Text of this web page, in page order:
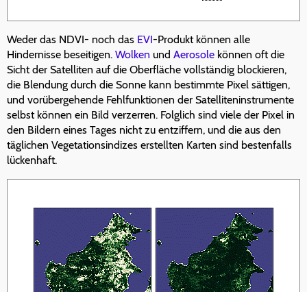
Weder das NDVI- noch das EVI-Produkt können alle
Hindernisse beseitigen. Wolken und Aerosole können oft die
Sicht der Satelliten auf die Oberfläche vollständig blockieren,
die Blendung durch die Sonne kann bestimmte Pixel sättigen,
und vorübergehende Fehlfunktionen der Satelliteninstrumente
selbst können ein Bild verzerren. Folglich sind viele der Pixel in
den Bildern eines Tages nicht zu entziffern, und die aus den
täglichen Vegetationsindizes erstellten Karten sind bestenfalls
lückenhaft.